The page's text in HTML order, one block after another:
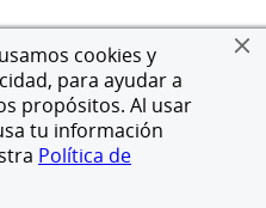
cookies y
para ayudar a
propósitos. Al usar
tu información
Política de